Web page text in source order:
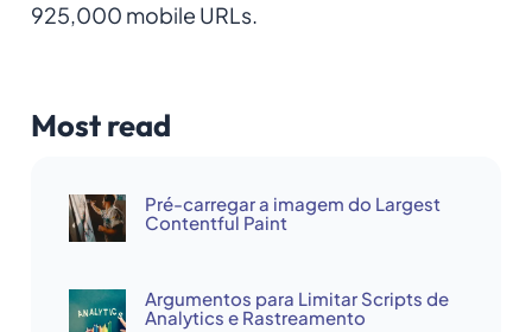
925,000 mobile URLs.
Most read
Pré-carregar a imagem do Largest
Contentful Paint
Argumentos para Limitar Scripts de
Analytics e Rastreamento